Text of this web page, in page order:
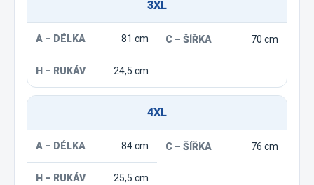
3XL
81 cm 70 cm
24,5 cm
4XL
84 cm 76 cm
25,5 cm